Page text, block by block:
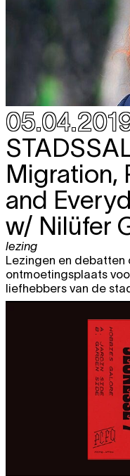
Migration,
and
w/ Nilüfer
lezing
Lezingen en debatten
ontmoetingsplaats
liefhebbers van de